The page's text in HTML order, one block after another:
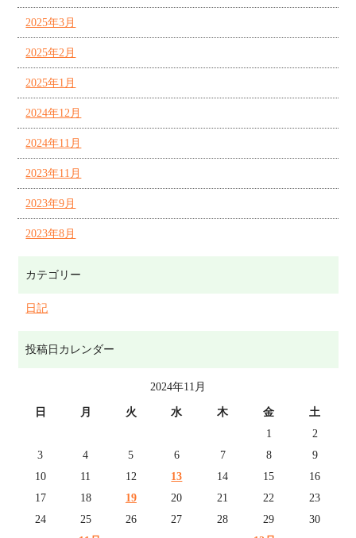
2025年3月
2025年2月
2025年1月
2024年12月
2024年11月
2023年11月
2023年9月
2023年8月
カテゴリー
日記
投稿日カレンダー
2024年11月
日 月 火 水 木 金 土
1
2
3
4 5 6 7 8
9
10
11 12 13 14 15
16
17
18 19 20 21 22
23
24
25 26 27 28 29 30